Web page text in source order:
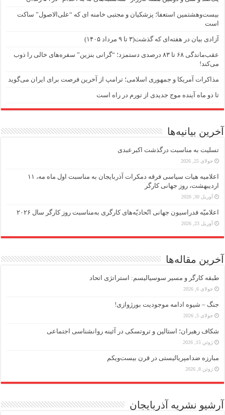
بیست‌وهشتمین استعفا؛ پزشکیان و مجتبی خامنه ای که “علی‌الاصول” ساکت
است
آزادی بیان در هفته‌ای که گذشت(۳ تا ۹ مرداد ۱۴۰۵)
عقب‌ماندگی ۶۸ تا ۸۳ درصدی دستمزد؛ “گرانی بنزین” سفره‌های خالی را ذوب
می‌کند!
مذاکرات آمریکا و جمهوری اسلامی؛ ترامپ از آخرین فرصت برای ایران می‌گوید
تا دو ماه آینده موج جدیدی از تورم در راه است
آخرین بیانیه‌ها
تسلیت به مناسبت درگذشت اکبرعبدی
جولای 25, 2026
اعلامیه هیات سیاسی فرقه دمکرات آذربایجان به مناسبت اول ماه مه، ۱۱
اردیبهشت، روز جهانی کارگر
آوریل 30, 2026
اعلامیّه فدراسیون جهانی اتّحادیّه‌های کارگری به‌مناسبت روز کارگر سال ۲۰۲۶
آوریل 23, 2026
آخرین مقاله‌ها
طبقه کارگر و مسیر سوسیالیسم: استراتژی اتحاد
جولای 6, 2026
جنگ – شیوه ادامه موجودیت بورژوازی!
جولای 5, 2026
شکاف رهبران؛ استالین و تروتسکی در آئینه روانشناسی اجتماعی
ژوئن 15, 2026
مبارزه ضد‌امپریالیستی در قرن بیست‌ویکم
ژوئن 8, 2026
آرشیو نشریه آذربایجان